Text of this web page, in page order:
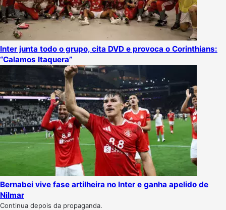
Inter junta todo o grupo, cita DVD e provoca o Corinthians:
“Calamos Itaquera”
Bernabei vive fase artilheira no Inter e ganha apelido de
Nilmar
Continua depois da propaganda.